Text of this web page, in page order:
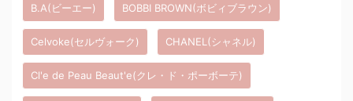
B.A(ビーエー) BOBBI BROWN(ボビィブラウン)
Celvoke(セルヴォーク) CHANEL(シャネル)
Cl'e de Peau Beaut'e(クレ・ド・ポーボーテ)